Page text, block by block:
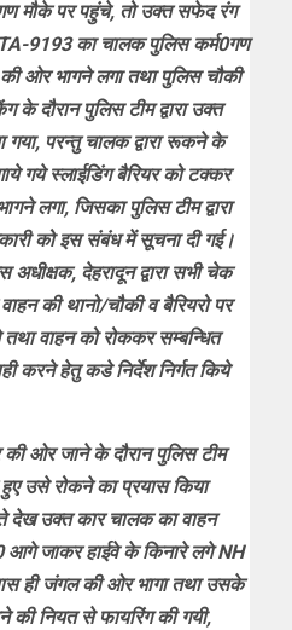
मौके पर पहुंचे, तो उक्त सफेद रंग
9193 का चालक पुलिस कर्म0गण
ओर भागने लगा तथा पुलिस चौकी
के दौरान पुलिस टीम द्वारा उक्त
गया, परन्तु चालक द्वारा रूकने के
गये स्लाईडिंग बैरियर को टक्कर
लगा, जिसका पुलिस टीम द्वारा
को इस संबंध में सूचना दी गई।
अधीक्षक, देहरादून द्वारा सभी चेक
की थानो/चौकी व बैरियरो पर
वाहन को रोककर सम्बन्धित
करने हेतु कडे निर्देश निर्गत किये
की ओर जाने के दौरान पुलिस टीम
हुए उसे रोकने का प्रयास किया
देख उक्त कार चालक का वाहन
आगे जाकर हाईवे के किनारे लगे NH
ही जंगल की ओर भागा तथा उसके
की नियत से फायरिंग की गयी,